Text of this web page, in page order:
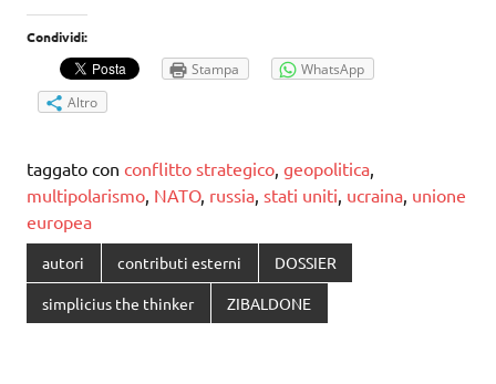
Condividi:
Stampa
WhatsApp
Altro
taggato con conflitto strategico geopolitica
multipolarismo NATO, russia stati uniti ucraina unione
europea
autori contributi esterni DOSSIER
simplicius the thinker ZIBALDONE